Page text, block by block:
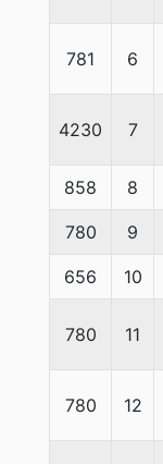
781 6
4230 7
858 8
780 9
656 10
780 11
780 12